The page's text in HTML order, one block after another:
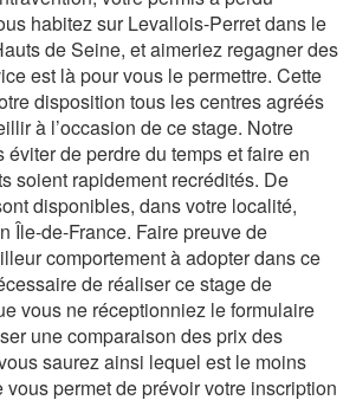
habitez sur Levallois-Perret dans le
de Seine, et aimeriez regagner des
est là pour vous le permettre. Cette
disposition tous les centres agréés
à l’occasion de ce stage. Notre
éviter de perdre du temps et faire en
soient rapidement recrédités. De
disponibles, dans votre localité,
Île-de-France. Faire preuve de
comportement à adopter dans ce
de réaliser ce stage de
vous ne réceptionniez le formulaire
une comparaison des prix des
saurez ainsi lequel est le moins
vous permet de prévoir votre inscription